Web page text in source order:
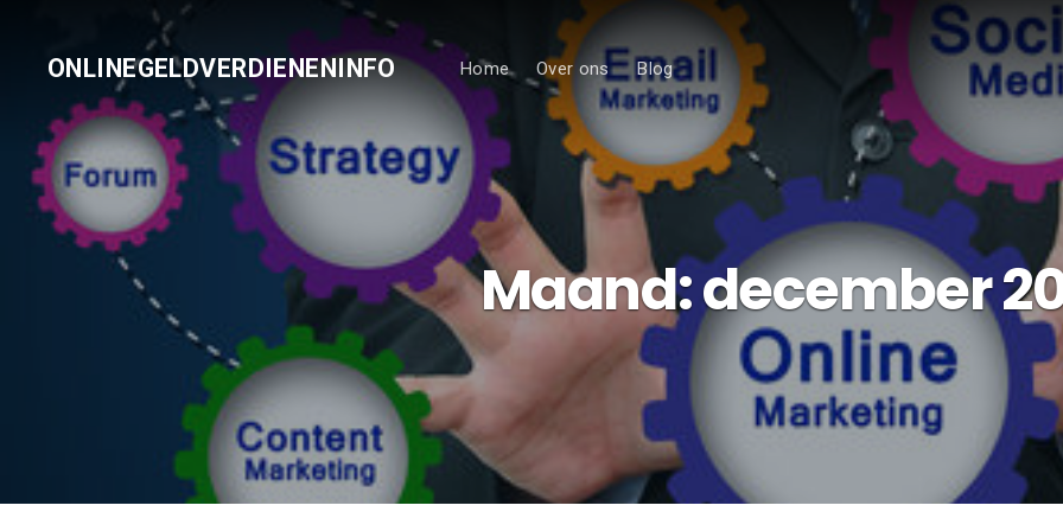
ONLINEGELDVERDIENENINFO Home Over ons Blog
Maand:december